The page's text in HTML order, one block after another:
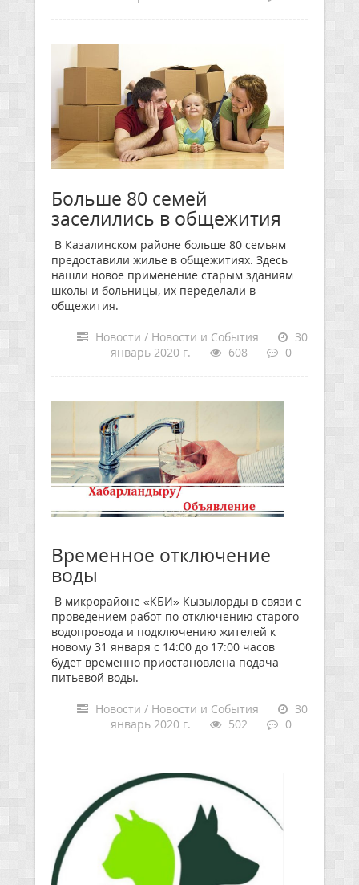
Больше 80 семей
заселились в общежития
В Казалинском районе больше 80 семьям
предоставили жилье в общежитиях. Здесь
нашли новое применение старым зданиям
школы и больницы, их переделали в
общежития.
Новости / Новости и События
30
январь 2020 г.
608 0
Временное отключение
воды
В микрорайоне «КБИ» Кызылорды в связи с
проведением работ по отключению старого
водопровода и подключению жителей к
новому 31 января с 14:00 до 17:00 часов
будет временно приостановлена подача
питьевой воды.
Новости / Новости и События
30
январь 2020 г.
502 0